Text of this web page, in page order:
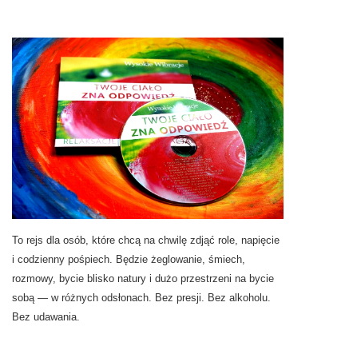
To rejs dla osób, które chcą na chwilę zdjąć role, napięcie
i codzienny pośpiech. Będzie żeglowanie, śmiech,
rozmowy, bycie blisko natury i dużo przestrzeni na bycie
sobą — w różnych odsłonach. Bez presji. Bez alkoholu.
Bez udawania.